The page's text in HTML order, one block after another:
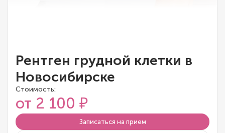
Рентген грудной клетки в
Новосибирске
Стоимость:
от 2 100 ₽
Записаться на прием